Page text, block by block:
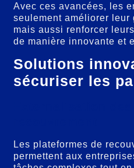
Avec ces avancées, les
seulement améliorer leur
mais aussi renforcer
de manière innovante et
Solutions
sécuriser les
Les plateformes de
permettent aux